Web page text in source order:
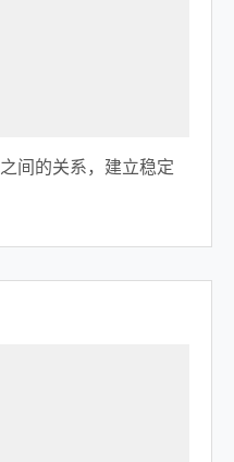
间的关系，建立稳定